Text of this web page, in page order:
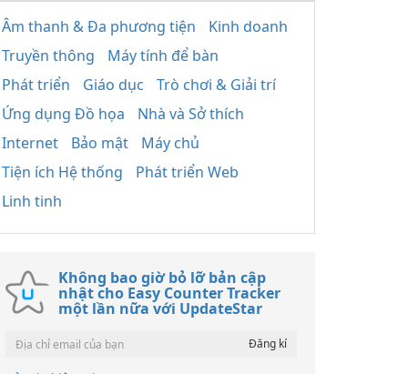
Âm thanh & Đa phương tiện
Kinh doanh
Truyền thông
Máy tính để bàn
Phát triển
Giáo dục
Trò chơi & Giải trí
Ứng dụng Đồ họa
Nhà và Sở thích
Internet
Bảo mật
Máy chủ
Tiện ích Hệ thống
Phát triển Web
Linh tinh
Không bao giờ bỏ lỡ bản cập
nhật cho Easy Counter Tracker
một lần nữa với UpdateStar